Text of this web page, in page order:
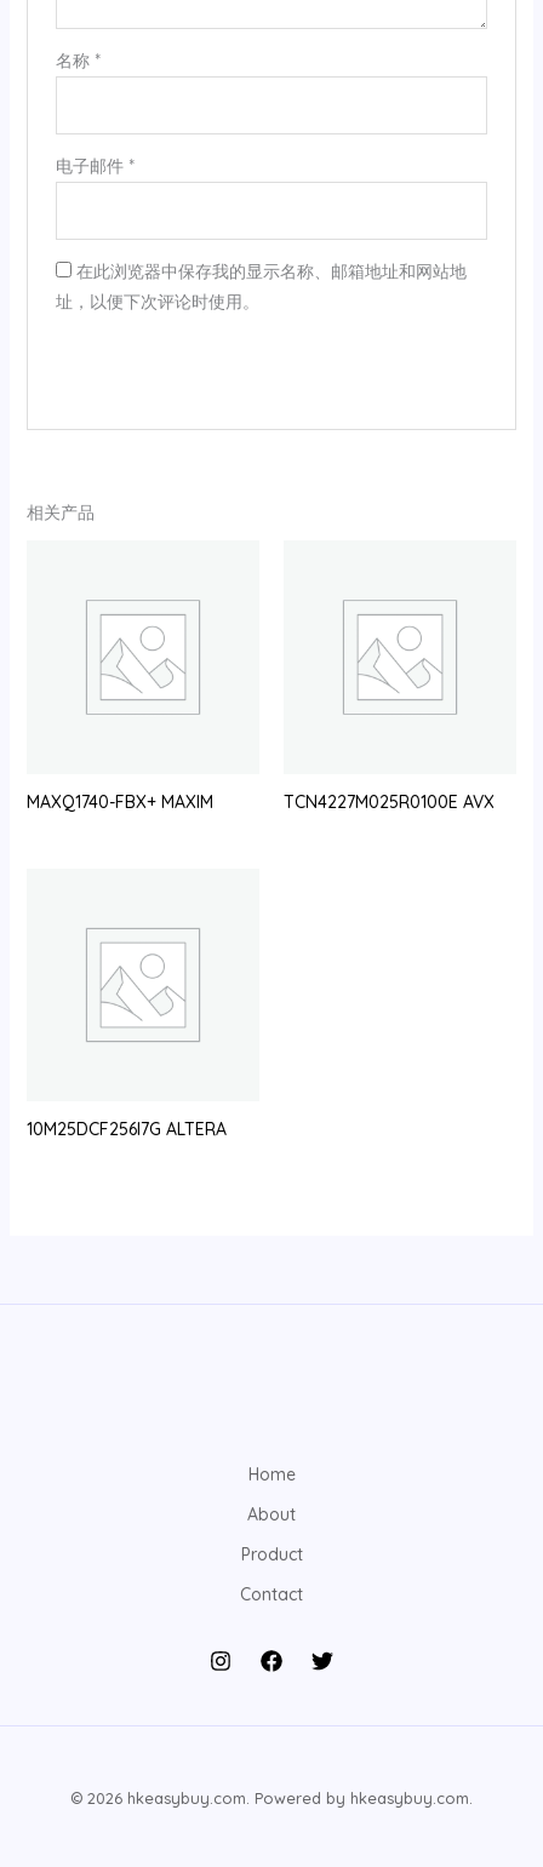
名称 *
电子邮件 *
在此浏览器中保存我的显示名称、邮箱地址和网站地
址，以便下次评论时使用。
相关产品
MAXQ1740-FBX+ MAXIM TCN4227M025R0100E AVX
10M25DCF256I7G ALTERA
Home
About
Product
Contact
© 2026 hkeasybuy.com. Powered by hkeasybuy.com.